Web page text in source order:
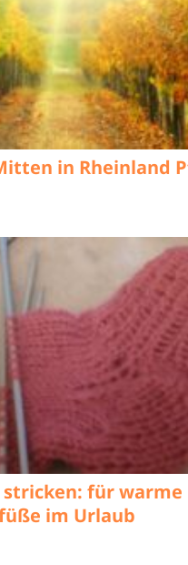
in Rheinland
stricken: für warme
im Urlaub